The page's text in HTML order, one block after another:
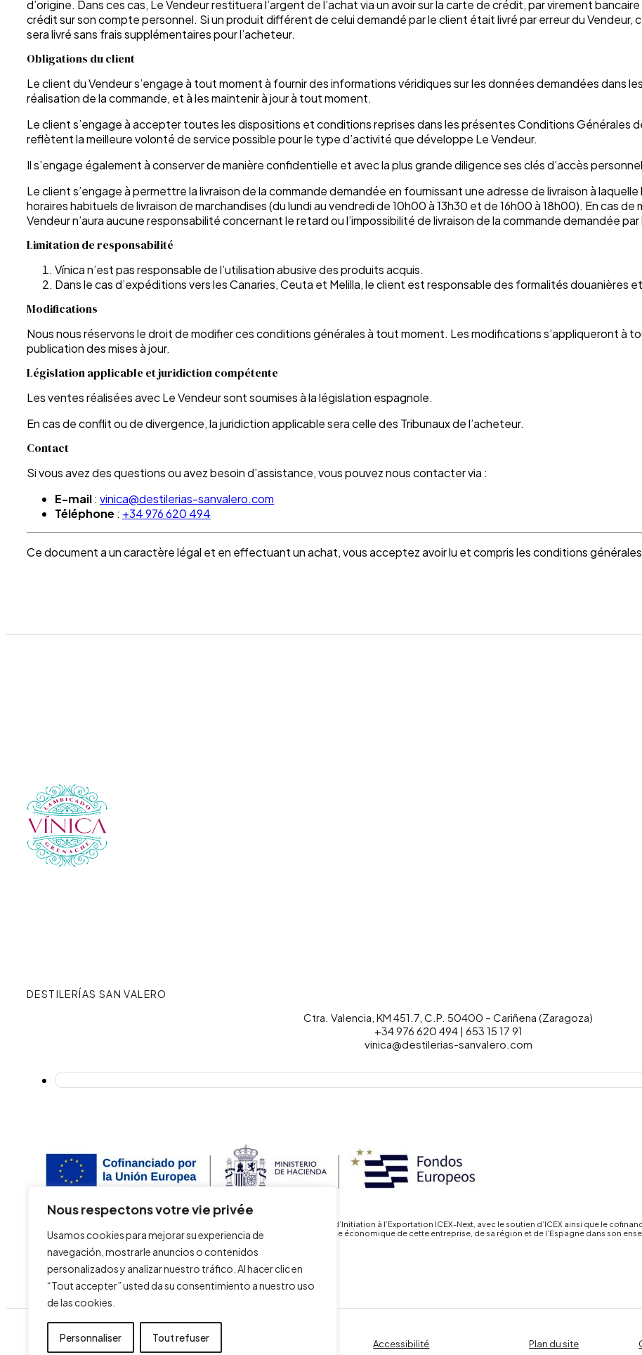
Nous respectons votre vie privée
Usamos cookies para mejorar su experiencia de
navegación, mostrarle anuncios o contenidos
personalizados y analizar nuestro tráfico. Al hacer clic en
“Tout accepter” usted da su consentimiento a nuestro uso
de las cookies.
Personnaliser Tout refuser
d’origine. Dans ces cas, Le Vendeur restituera l’argent de l’achat via un avoir sur la carte de crédit, par virement
crédit sur son compte personnel. Si un produit différent de celui demandé par le client était livré par erreur du Vendeur,
sera livré sans frais supplémentaires pour l’acheteur.
Obligations du client
Le client du Vendeur s’engage à tout moment à fournir des informations véridiques sur les données demandées dans
réalisation de la commande, et à les maintenir à jour à tout moment.
Le client s’engage à accepter toutes les dispositions et conditions reprises dans les présentes Conditions Générales
reflètent la meilleure volonté de service possible pour le type d’activité que développe Le Vendeur.
Il s’engage également à conserver de manière confidentielle et avec la plus grande diligence ses clés d’accès
Le client s’engage à permettre la livraison de la commande demandée en fournissant une adresse de livraison à
horaires habituels de livraison de marchandises (du lundi au vendredi de 10h00 à 13h30 et de 16h00 à 18h00). En cas
Vendeur n’aura aucune responsabilité concernant le retard ou l’impossibilité de livraison de la commande demandée
Limitation de responsabilité
Vínica n’est pas responsable de l’utilisation abusive des produits acquis.
Dans le cas d’expéditions vers les Canaries, Ceuta et Melilla, le client est responsable des formalités douanières
Modifications
Nous nous réservons le droit de modifier ces conditions générales à tout moment. Les modifications s’appliqueront à
publication des mises à jour.
Législation applicable et juridiction compétente
Les ventes réalisées avec Le Vendeur sont soumises à la législation espagnole.
En cas de conflit ou de divergence, la juridiction applicable sera celle des Tribunaux de l’acheteur.
Contact
Si vous avez des questions ou avez besoin d’assistance, vous pouvez nous contacter via :
E-mail: vinica@destilerias-sanvalero.com
Téléphone : +34 976 620 494
Ce document a un caractère légal et en effectuant un achat, vous acceptez avoir lu et compris les conditions
DESTILERÍAS SAN VALERO
Ctra. Valencia, KM 451.7, C.P. 50400 – Cariñena (Zaragoza)
+34 976 620 494 | 653 15 17 91
vinica@destilerias-sanvalero.com
DESTILERIAS SAN VALERO SOCIEDAD COOPERATIVA a participé au Programme d’Initiation à l’Exportation ICEX-Next, avec le soutien d’ICEX ainsi que le
cette mesure à la croissance économique de cette entreprise, de sa région et de l’Espagne dans son
Mentions légales et politique
Accessibilité Plan du site